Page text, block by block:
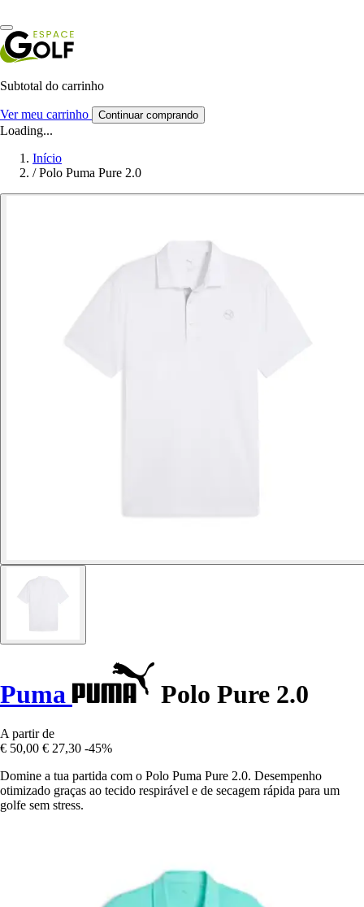
Subtotal do carrinho
Ver meu carrinho Continuar comprando
Loading...
Início
/ Polo Puma Pure 2.0
Puma Polo Pure 2.0
A partir de
€ 50,00 € 27,30 -45%
Domine a tua partida com o Polo Puma Pure 2.0. Desempenho
otimizado graças ao tecido respirável e de secagem rápida para um
golfe sem stress.